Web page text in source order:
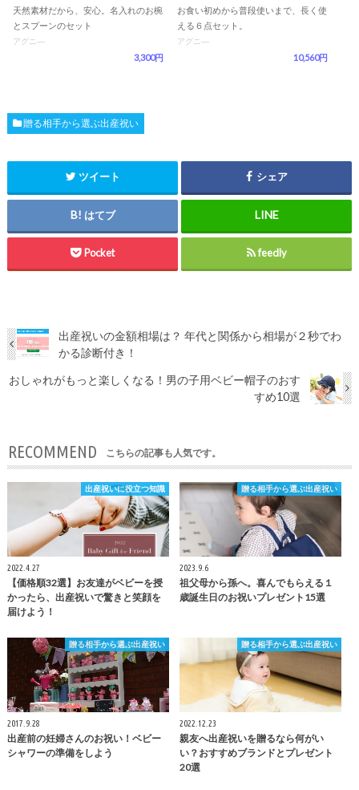
天然素材だから、安心。名入れのお椀
とスプーンのセット
アグニ―
3,300円
お食い初めから普段使いまで、長く使
える６点セット。
アグニ―
10,560円
贈る相手から選ぶ出産祝い
ツイート シェア
はてブ
Pocket feedly
出産祝いの金額相場は？ 年代と関係から相場が２秒でわ
かる診断付き！
おしゃれがもっと楽しくなる！男の子用ベビー帽子のおす
すめ10選
RECOMMEND こちらの記事も人気です。
出産祝いに役立つ知識
2022.4.27
【価格順32選】お友達がベビーを授
かったら、出産祝いで驚きと笑顔を
届けよう！
贈る相手から選ぶ出産祝い
2023.9.6
祖父母から孫へ。喜んでもらえる１
歳誕生日のお祝いプレゼント15選
贈る相手から選ぶ出産祝い
2017.9.28
出産前の妊婦さんのお祝い！ベビー
シャワーの準備をしよう
贈る相手から選ぶ出産祝い
2022.12.23
親友へ出産祝いを贈るなら何がい
い？おすすめブランドとプレゼント
20選